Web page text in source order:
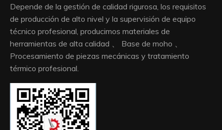
Depende de la gestión de calidad rigurosa, los requisitos
de producción de alto nivel y la supervisión de equipo
técnico profesional, producimos materiales de
herramientas de alta calidad 、 Base de moho 、
Procesamiento de piezas mecánicas y tratamiento
térmico profesional.